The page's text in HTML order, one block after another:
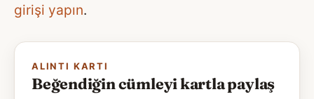
girişi yapın.
ALINTI KARTI
Beğendiğin cümleyi kartla paylaş